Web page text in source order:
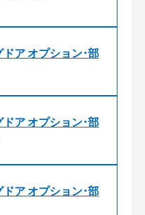
ア オプション･部
ア オプション･部
ア オプション･部